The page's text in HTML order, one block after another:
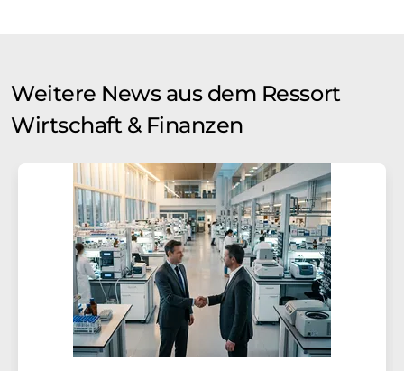
Weitere News aus dem Ressort
Wirtschaft & Finanzen